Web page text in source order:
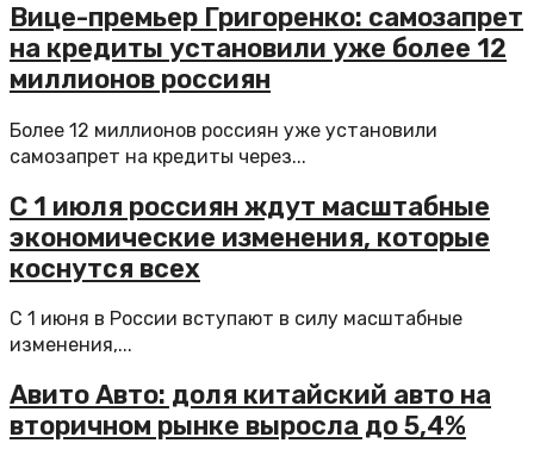
Вице-премьер Григоренко: самозапрет
на кредиты установили уже более 12
миллионов россиян
Более 12 миллионов россиян уже установили
самозапрет на кредиты через...
С 1 июля россиян ждут масштабные
экономические изменения, которые
коснутся всех
С 1 июня в России вступают в силу масштабные
изменения,...
Авито Авто: доля китайский авто на
вторичном рынке выросла до 5,4%